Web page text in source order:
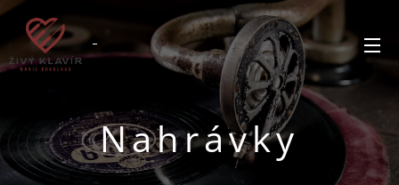
Nahrávky